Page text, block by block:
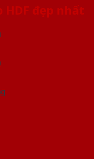
HDF đẹp nhất